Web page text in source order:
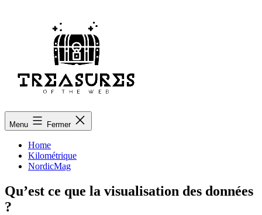
treasuresoftheweb.org
Menu Fermer
Home
Kilométrique
NordicMag
Qu’est ce que la visualisation des données
?